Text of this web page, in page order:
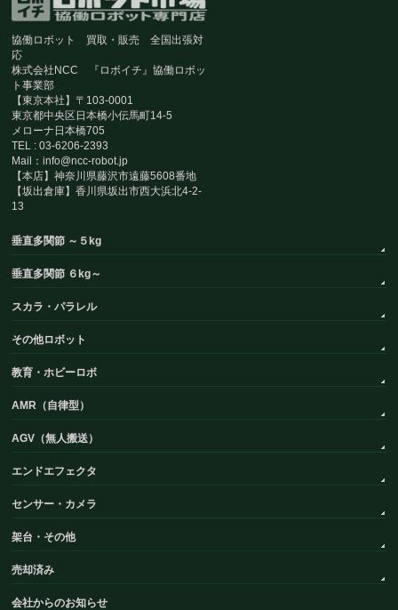
協働ロボット 買取・販売 全国出張対
応
株式会社NCC 『ロボイチ』協働ロボッ
ト事業部
【東京本社】〒103-0001
東京都中央区日本橋小伝馬町14-5
メローナ日本橋705
TEL : 03-6206-2393
Mail：info@ncc-robot.jp
【本店】神奈川県藤沢市遠藤5608番地
【坂出倉庫】香川県坂出市西大浜北4-2-
13
垂直多関節 ～５kg
垂直多関節 ６kg～
スカラ・パラレル
その他ロボット
教育・ホビーロボ
AMR（自律型）
AGV（無人搬送）
エンドエフェクタ
センサー・カメラ
架台・その他
売却済み
会社からのお知らせ